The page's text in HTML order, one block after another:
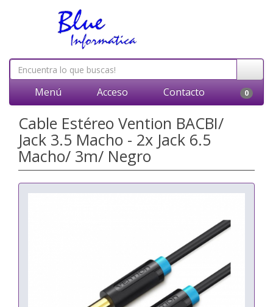
Menú Acceso Contacto 0
Cable Estéreo Vention BACBI/
Jack 3.5 Macho - 2x Jack 6.5
Macho/ 3m/ Negro